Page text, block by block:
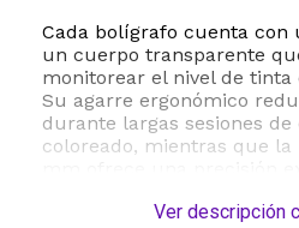
Cada bolígrafo cuenta con
un cuerpo transparente
monitorear el nivel de tinta
Su agarre ergonómico
durante largas sesiones
coloreado, mientras que
hogar, la oficina, laVer descripción